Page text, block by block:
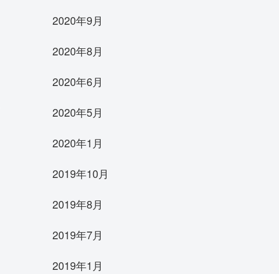
2020年9月
2020年8月
2020年6月
2020年5月
2020年1月
2019年10月
2019年8月
2019年7月
2019年1月